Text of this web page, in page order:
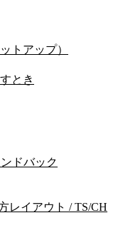
トアップ）
とき
ドバック
レイアウト / TS/CH